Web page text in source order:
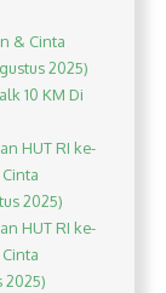
& Cinta
2025)
10 KM Di
HUT RI ke-
2025)
HUT RI ke-
2025)